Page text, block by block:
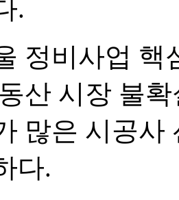
.
정비사업 핵
산 시장 불
많은 시공사
다.